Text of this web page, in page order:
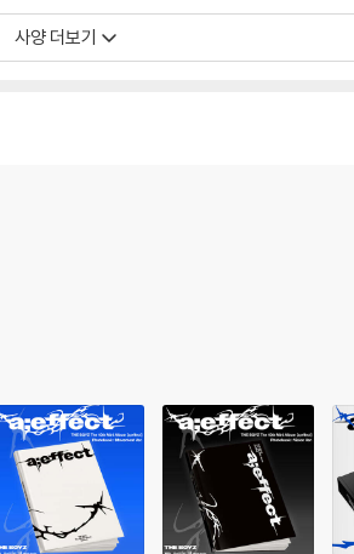
미지 상이)
(버전 별 이미지 상이)
사양 더보기